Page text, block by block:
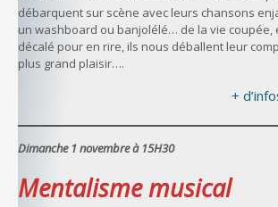
débarquent sur scène avec leurs chansons
un washboard ou banjolélé… de la vie coupée,
décalé pour en rire, ils nous déballent leur
plus grand plaisir….
+
Dimanche 1 novembre à 15H30
Mentalisme musical